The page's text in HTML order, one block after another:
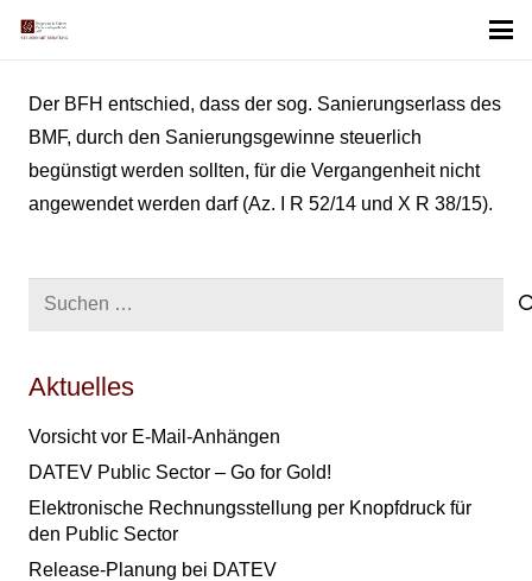
Der BFH entschied, dass der sog. Sanierungserlass des
BMF, durch den Sanierungsgewinne steuerlich
begünstigt werden sollten, für die Vergangenheit nicht
angewendet werden darf (Az. I R 52/14 und X R 38/15).
Suchen
Aktuelles
Vorsicht vor E-Mail-Anhängen
DATEV Public Sector – Go for Gold!
Elektronische Rechnungsstellung per Knopfdruck für
den Public Sector
Release-Planung bei DATEV